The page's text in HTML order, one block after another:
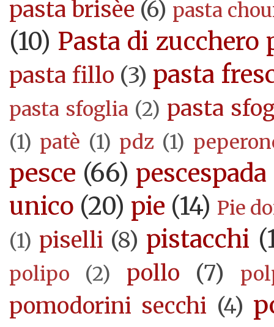
pasta brisèe (6) pasta
(10) Pasta di zucchero
pasta fillo (3) pasta
pasta sfoglia (2) pasta
(1) patè (1) pdz (1)
pesce (66) pescespada
unico (20) pie (14) Pie
(1) piselli (8) pistacchi
polipo (2) pollo (7)
pomodorini secchi (4)